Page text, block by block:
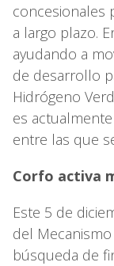
concesionales
a largo plazo.
ayudando a
de desarrollo
Hidrógeno
es
entre las que
Corfo activa
Este 5 de
del
búsqueda de